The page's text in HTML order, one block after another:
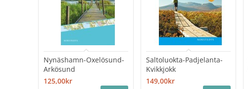
Nynäshamn-Oxelösund-
Arkösund
125,00kr
Saltoluokta-Padjelanta-
Kvikkjokk
149,00kr